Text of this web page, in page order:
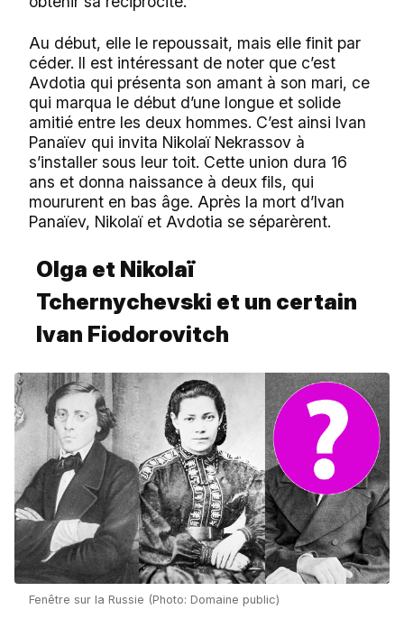
Au début, elle le repoussait, mais elle finit par
céder. Il est intéressant de noter que c’est
Avdotia qui présenta son amant à son mari, ce
qui marqua le début d’une longue et solide
amitié entre les deux hommes. C’est ainsi Ivan
Panaïev qui invita Nikolaï Nekrassov à
s’installer sous leur toit. Cette union dura 16
ans et donna naissance à deux fils, qui
moururent en bas âge. Après la mort d’Ivan
Panaïev, Nikolaï et Avdotia se séparèrent.
Olga et Nikolaï
Tchernychevski et un certain
Ivan Fiodorovitch
Fenêtre sur la Russie (Photo: Domaine public)